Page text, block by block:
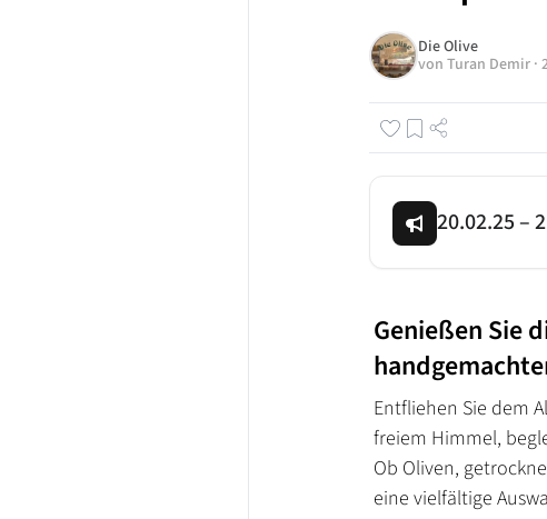
Die Olive
von Turan Demir ·
20.02.25–
Genießen Sie
Entfliehen Sie dem
freiem Himmel,
Ob Oliven,
eine vielfältige